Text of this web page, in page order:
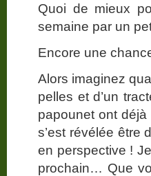
Quoi de mieux
semaine par un
Encore une
Alors imaginez
pelles et d’un
papounet ont
s’est révélée être
en perspective !
prochain… Que